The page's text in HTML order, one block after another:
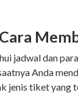
jadwal dan
Anda
jenis tiket yang